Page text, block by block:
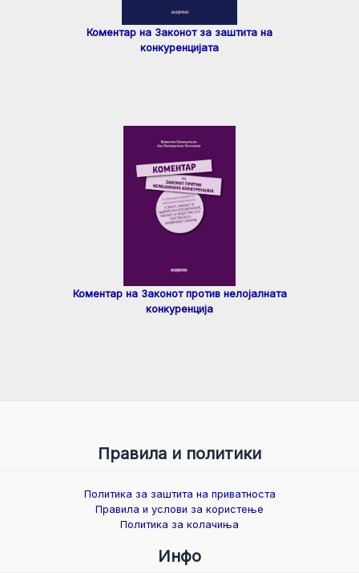
Коментар на Законот за заштита на
конкуренцијата
Коментар на Законот против нелојалната
конкуренција
Правила и политики
Политика за заштита на приватноста
Правила и услови за користење
Политика за колачиња
Инфо